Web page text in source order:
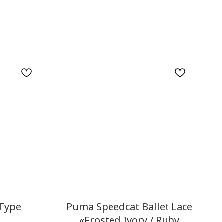
Puma Speedcat Ballet Lace